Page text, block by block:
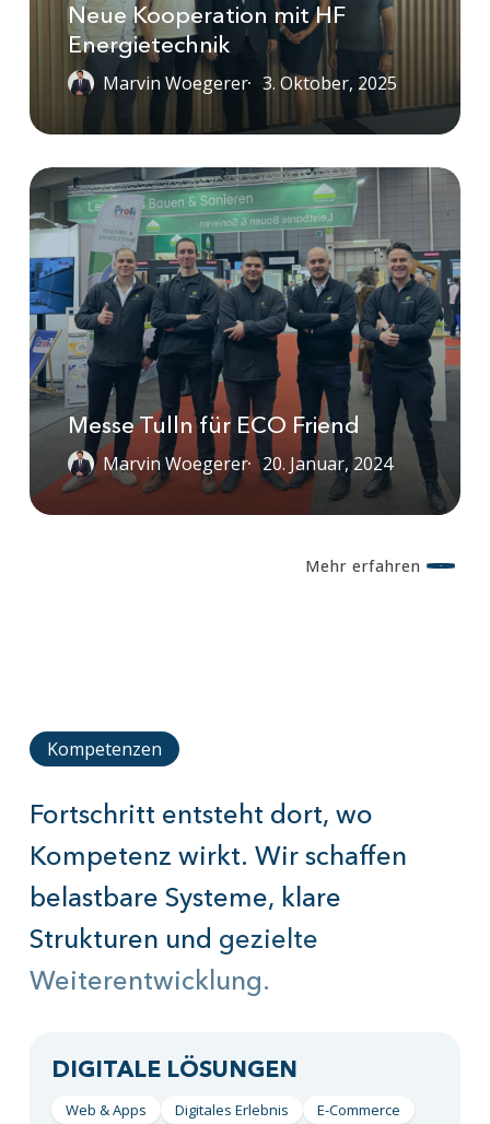
Neue Kooperation mit HF
Energietechnik
Marvin Woegerer 3. Oktober, 2025
Messe
Tulln
ECO
Friend
Messe Tulln für ECO Friend
Marvin Woegerer 20. Januar, 2024
Mehr erfahren
Kompetenzen
Fortschritt entsteht dort, wo
Kompetenz wirkt. Wir schaffen
belastbare Systeme, klare
Strukturen und gezielte
Weiterentwicklung.
DIGITALE LÖSUNGEN
Web & Apps Digitales Erlebnis
E-Commerce